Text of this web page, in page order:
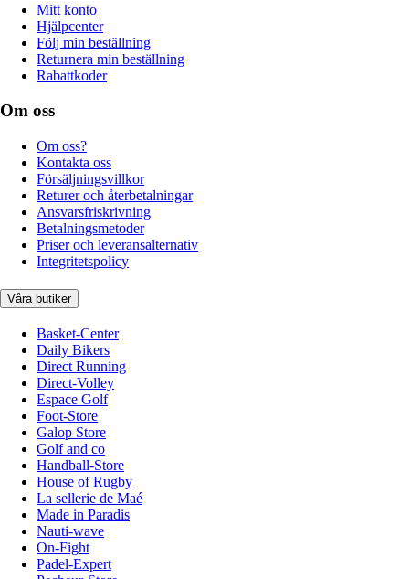
Mitt konto
Hjälpcenter
Följ min beställning
Returnera min beställning
Rabattkoder
Om oss
Om oss?
Kontakta oss
Försäljningsvillkor
Returer och återbetalningar
Ansvarsfriskrivning
Betalningsmetoder
Priser och leveransalternativ
Integritetspolicy
Våra butiker
Basket-Center
Daily Bikers
Direct Running
Direct-Volley
Espace Golf
Foot-Store
Galop Store
Golf and co
Handball-Store
House of Rugby
La sellerie de Maé
Made in Paradis
Nauti-wave
On-Fight
Padel-Expert